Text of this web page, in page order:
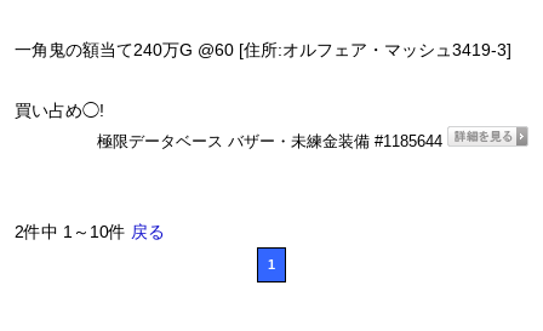
一角鬼の額当て240万G @60 [住所:オルフェア・マッシュ3419-3]
買い占め◯!
極限データベース バザー・未練金装備 #1185644
2件中 1～10件 戻る
1